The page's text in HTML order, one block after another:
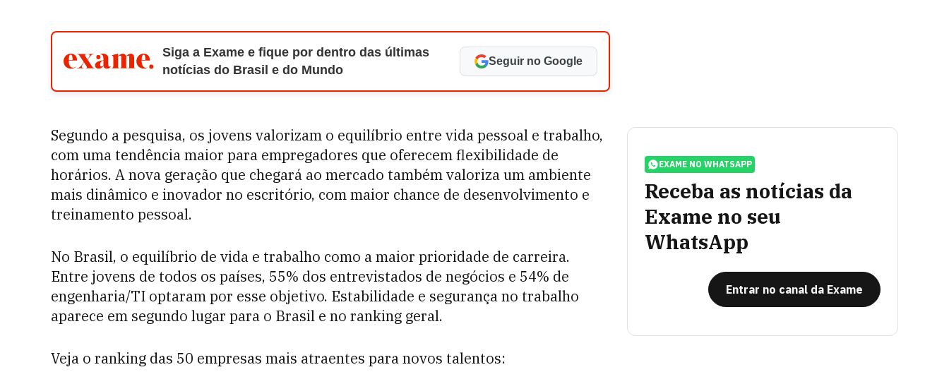
Siga a Exame e fique por dentro das últimas
notícias do Brasil e do Mundo
Seguir no Google
Segundo a pesquisa, os jovens valorizam o equilíbrio entre vida pessoal e trabalho,
com uma tendência maior para empregadores que oferecem flexibilidade de
horários. A nova geração que chegará ao mercado também valoriza um ambiente
mais dinâmico e inovador no escritório, com maior chance de desenvolvimento e
treinamento pessoal.
No Brasil, o equilíbrio de vida e trabalho como a maior prioridade de carreira.
Entre jovens de todos os países, 55% dos entrevistados de negócios e 54% de
engenharia/TI optaram por esse objetivo. Estabilidade e segurança no trabalho
aparece em segundo lugar para o Brasil e no ranking geral.
Veja o ranking das 50 empresas mais atraentes para novos talentos:
EXAME NO WHATSAPP
Receba as notícias da
Exame no seu
WhatsApp
Entrar no canal da Exame